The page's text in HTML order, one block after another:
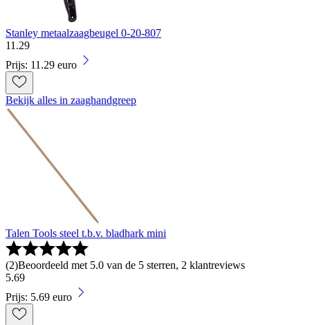
Stanley metaalzaagbeugel 0-20-807
11 .29
Prijs: 11.29 euro
Bekijk alles in zaaghandgreep
Talen Tools steel t.b.v. bladhark mini
(2)Beoordeeld met 5.0 van de 5 sterren, 2 klantreviews
5.69
Prijs: 5.69 euro